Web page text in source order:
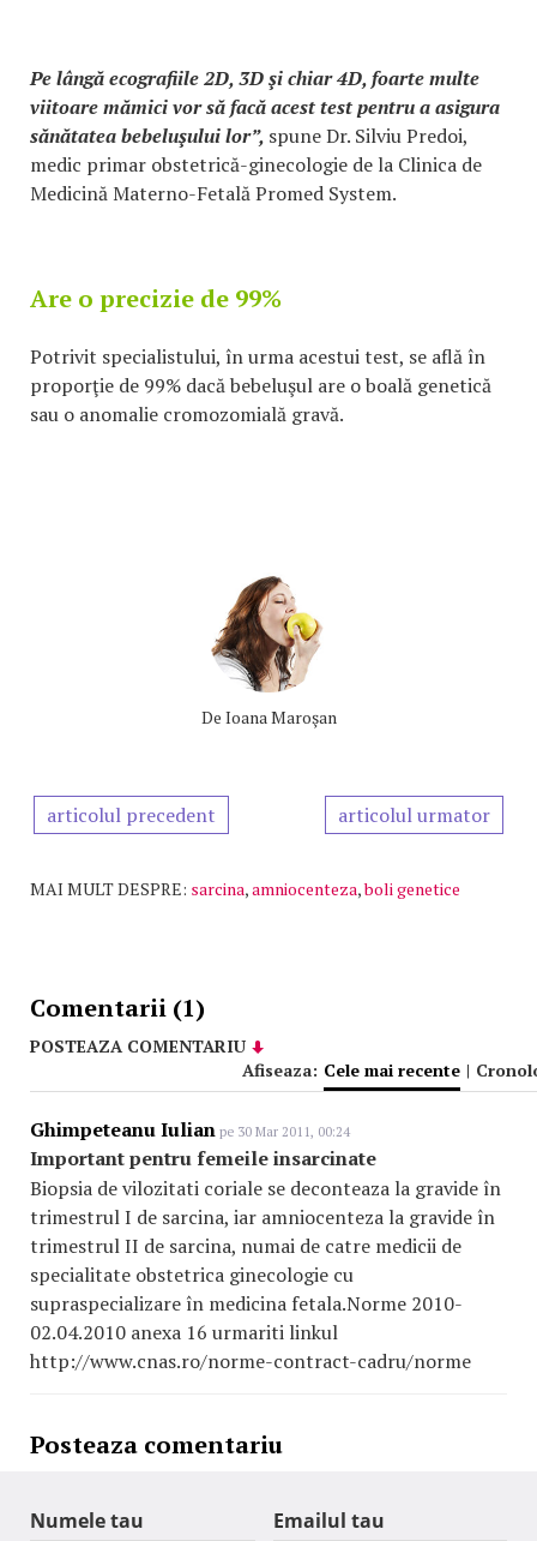
Pe lângă ecografiile 2D, 3D şi chiar 4D, foarte multe
viitoare mămici vor să facă acest test pentru a asigura
sănătatea bebeluşului lor”, spune Dr. Silviu Predoi,
medic primar obstetrică-ginecologie de la Clinica de
Medicină Materno-Fetală Promed System.
Are o precizie de 99%
Potrivit specialistului, în urma acestui test, se află în
proporţie de 99% dacă bebeluşul are o boală genetică
sau o anomalie cromozomială gravă.
De Ioana Maroşan
articolul precedent articolul urmator
MAI MULT DESPRE: sarcina,amniocenteza,boli genetice
Comentarii (1)
POSTEAZA COMENTARIU
Afiseaza: Cele mai recente |
Ghimpeteanu Iulian pe 30 Mar 2011, 00:24
Important pentru femeile insarcinate
Biopsia de vilozitati coriale se deconteaza la gravide în
trimestrul I de sarcina, iar amniocenteza la gravide în
trimestrul II de sarcina, numai de catre medicii de
specialitate obstetrica ginecologie cu
supraspecializare în medicina fetala.Norme 2010-
02.04.2010 anexa 16 urmariti linkul
http://www.cnas.ro/norme-contract-cadru/norme
Posteaza comentariu
Numele tau Emailul tau